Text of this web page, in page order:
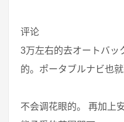
评论
3万左右的去オートバッ
的。ポータブルナビ也就
不会调花眼的。 再加上